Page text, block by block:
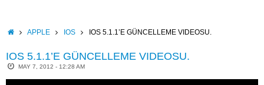
contentHOMEAPPLE IOS IOS 5.1.1’E GÜNCELLEME VIDEOSU.
IOS 5.1.1’E GÜNCELLEME VIDEOSU.
MAY 7, 2012 - 12:28 AM